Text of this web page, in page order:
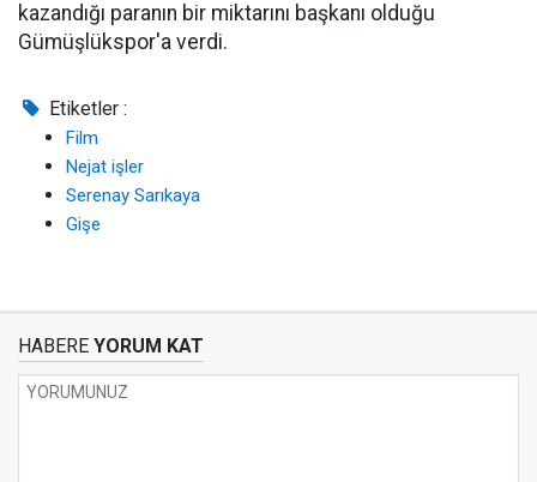
kazandığı paranın bir miktarını başkanı olduğu
Gümüşlükspor'a verdi.
Etiketler :
Film
Nejat işler
Serenay Sarıkaya
Gişe
HABERE YORUM KAT